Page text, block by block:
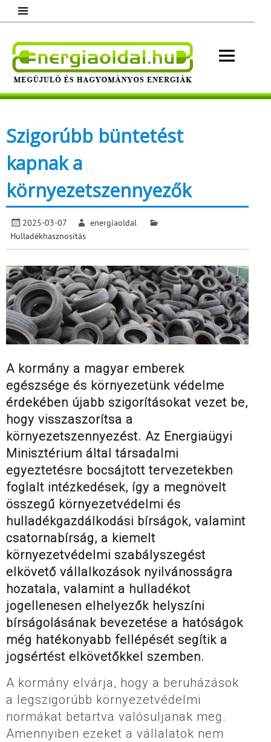
content
Megújuló és hagyományos energiák.
Szigorúbb büntetést
kapnak a
környezetszennyezők
2025-03-07
energiaoldal
Hulladékhasznosítás
A kormány a magyar emberek
egészsége és környezetünk védelme
érdekében újabb szigorításokat vezet be,
hogy visszaszorítsa a
környezetszennyezést. Az Energiaügyi
Minisztérium által társadalmi
egyeztetésre bocsájtott tervezetekben
foglalt intézkedések, így a megnövelt
összegű környezetvédelmi és
hulladékgazdálkodási bírságok, valamint
csatornabírság, a kiemelt
környezetvédelmi szabályszegést
elkövető vállalkozások nyilvánosságra
hozatala, valamint a hulladékot
jogellenesen elhelyezők helyszíni
bírságolásának bevezetése a hatóságok
még hatékonyabb fellépését segítik a
jogsértést elkövetőkkel szemben.
A kormány elvárja, hogy a beruházások
a legszigorúbb környezetvédelmi
normákat betartva valósuljanak meg.
Amennyiben ezeket a vállalatok nem